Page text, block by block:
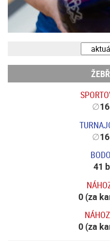
∅
∅
41
0 (za
0 (za